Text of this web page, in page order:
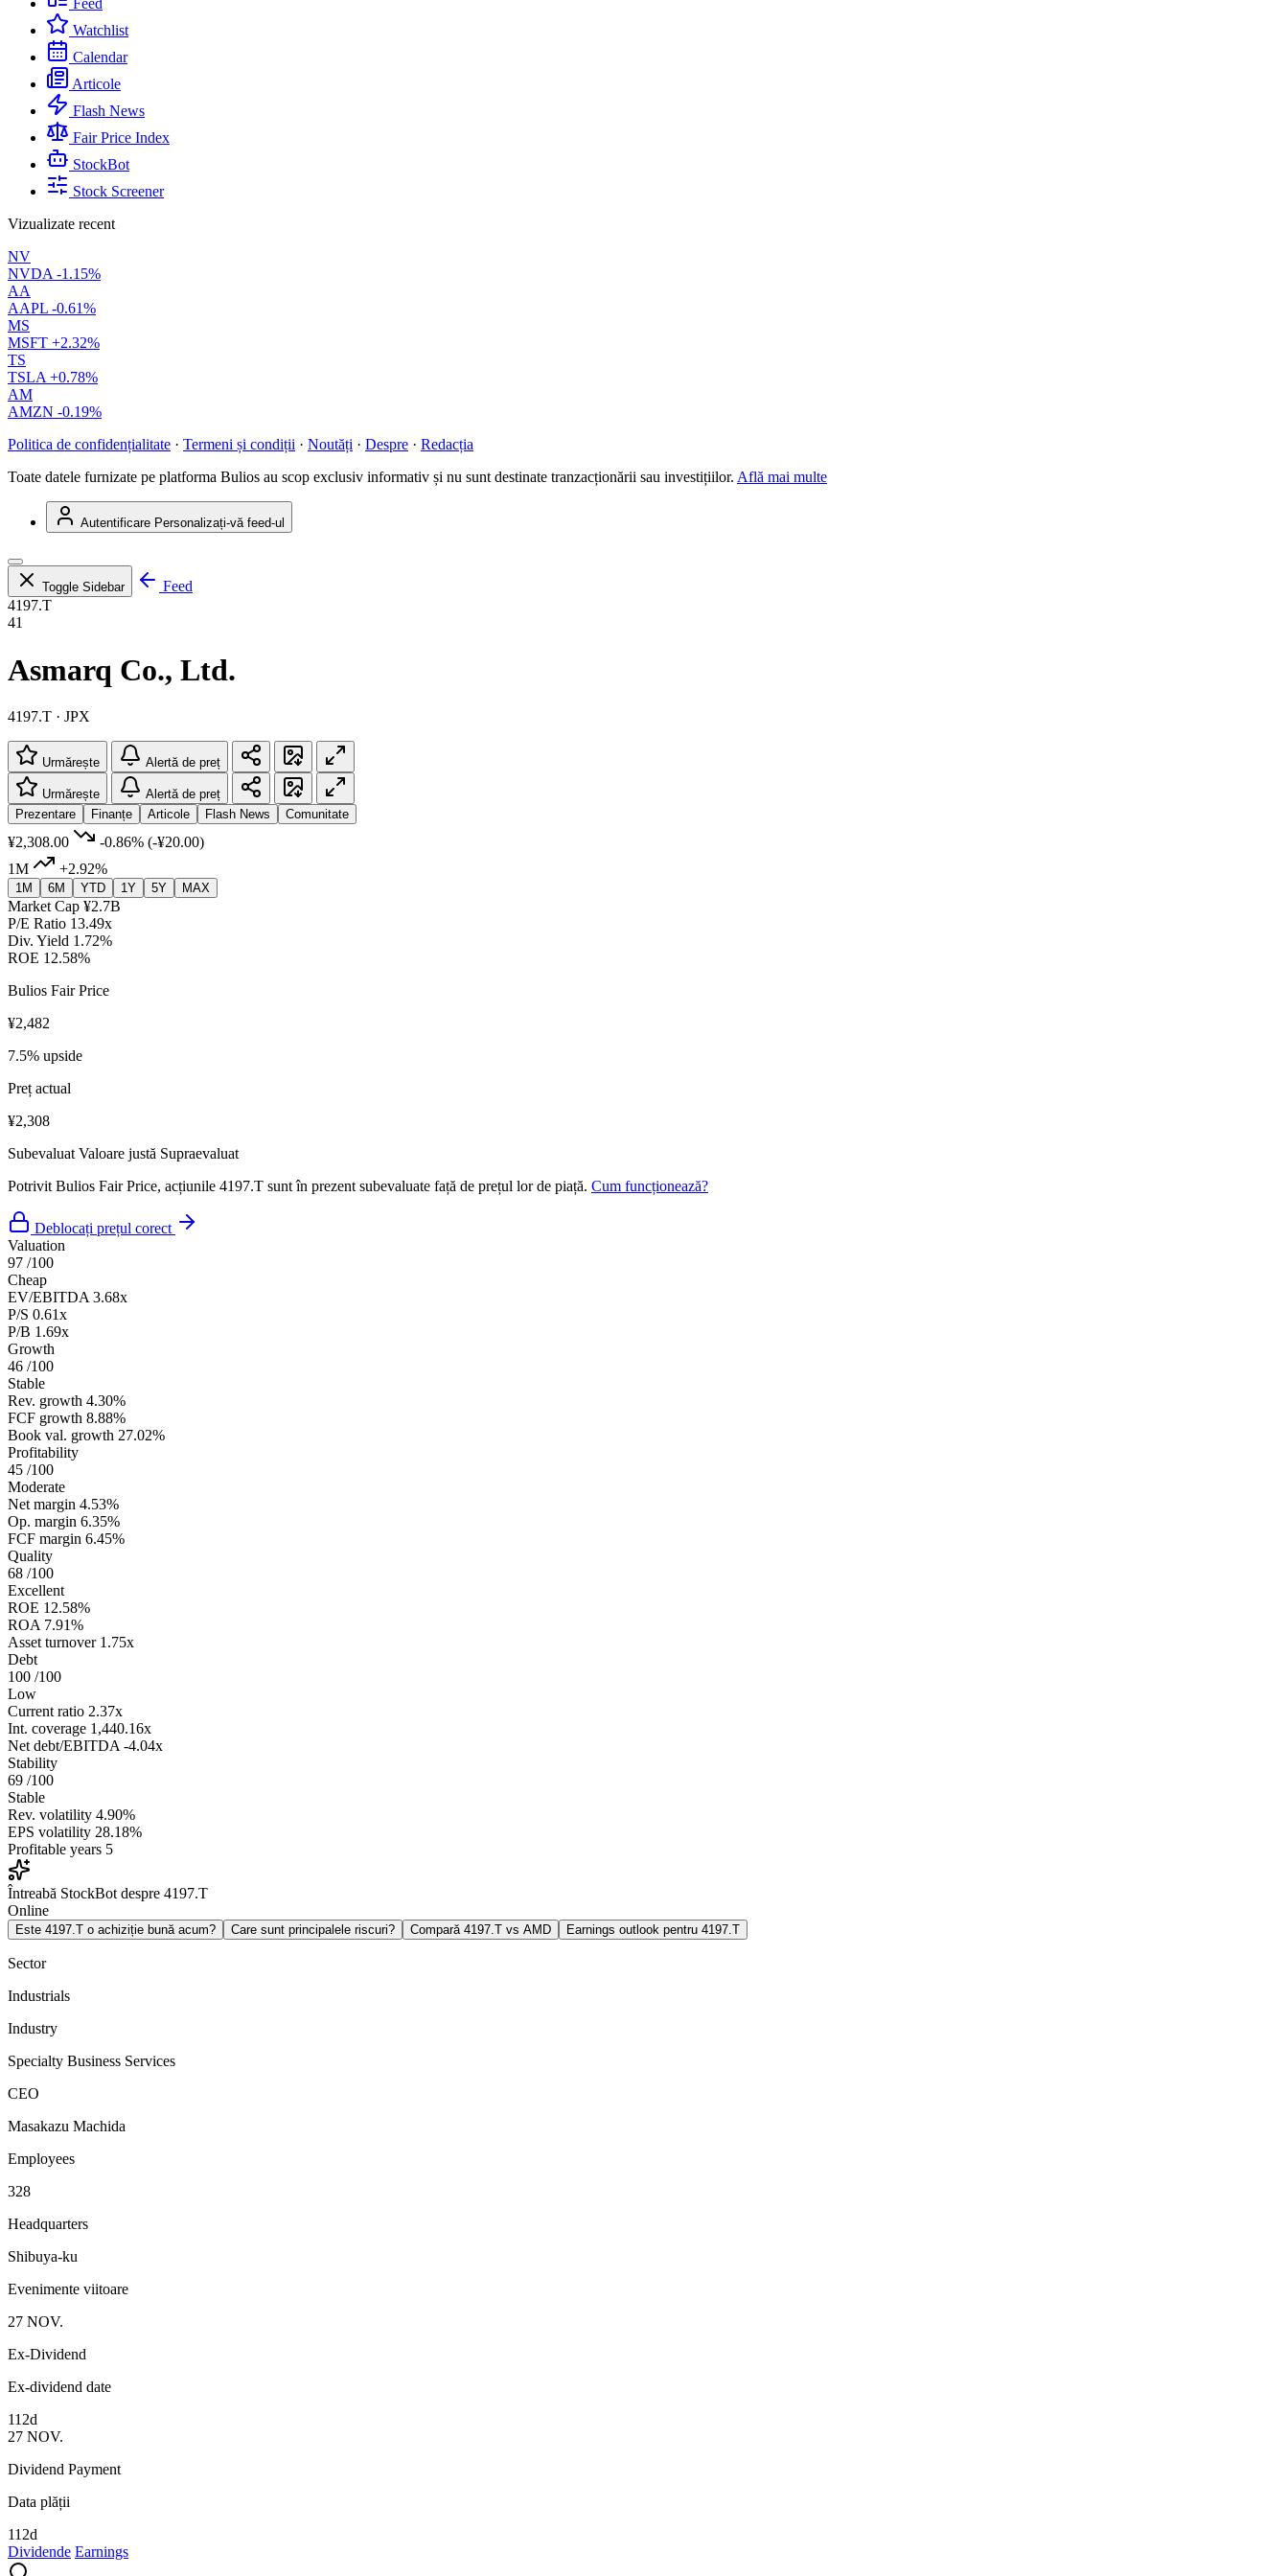
Feed
Watchlist
Calendar
Articole
Flash News
Fair Price Index
StockBot
Stock Screener
Vizualizate recent
NV
NVDA -1.15%
AA
AAPL -0.61%
MS
MSFT +2.32%
TS
TSLA +0.78%
AM
AMZN -0.19%
Politica de confidențialitate · Termeni și condiții · Noutăți · Despre · Redacția
Toate datele furnizate pe platforma Bulios au scop exclusiv informativ și nu sunt destinate tranzacționării sau investițiilor. Află mai multe
Autentificare Personalizați-vă feed-ul
Toggle Sidebar
Feed
4197.T
41
Asmarq Co., Ltd.
4197.T · JPX
Urmărește Alertă de preț
Urmărește
Alertă de preț
Prezentare
Finanțe Articole Flash News Comunitate
¥2,308.00 -0.86% (-¥20.00)
1M
+2.92%
1M 6M YTD 1Y 5Y MAX
Market Cap ¥2.7B
P/E Ratio 13.49x
Div. Yield 1.72%
ROE 12.58%
Bulios Fair Price
¥2,482
7.5% upside
Preț actual
¥2,308
Subevaluat Valoare justă Supraevaluat
Potrivit Bulios Fair Price, acțiunile 4197.T sunt în prezent subevaluate față de prețul lor de piață. Cum funcționează?
Deblocați prețul corect
Valuation
97 /100
Cheap
EV/EBITDA 3.68x
P/S 0.61x
P/B 1.69x
Growth
46 /100
Stable
Rev. growth 4.30%
FCF growth 8.88%
Book val. growth 27.02%
Profitability
45 /100
Moderate
Net margin 4.53%
Op. margin 6.35%
FCF margin 6.45%
Quality
68 /100
Excellent
ROE 12.58%
ROA 7.91%
Asset turnover 1.75x
Debt
100 /100
Low
Current ratio 2.37x
Int. coverage 1,440.16x
Net debt/EBITDA -4.04x
Stability
69 /100
Stable
Rev. volatility 4.90%
EPS volatility 28.18%
Profitable years 5
Întreabă StockBot despre 4197.T
Online
Este 4197.T o achiziție bună acum? Care sunt principalele riscuri? Compară 4197.T vs AMD Earnings outlook pentru 4197.T
Sector
Industrials
Industry
Specialty Business Services
CEO
Masakazu Machida
Employees
328
Headquarters
Shibuya-ku
Evenimente viitoare
27 NOV.
Ex-Dividend
Ex-dividend date
112d
27 NOV.
Dividend Payment
Data plății
112d
Dividende Earnings